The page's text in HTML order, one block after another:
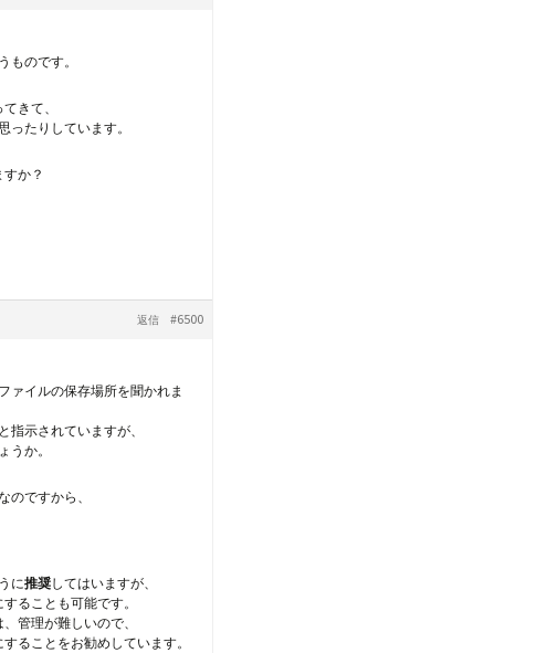
ものです。
きて、
ったりしています。
か？
#6500
返信
ァイルの保存場所を聞かれま
指示されていますが、
うか。
のですから、
に推奨してはいますが、
ることも可能です。
管理が難しいので、
ることをお勧めしています。